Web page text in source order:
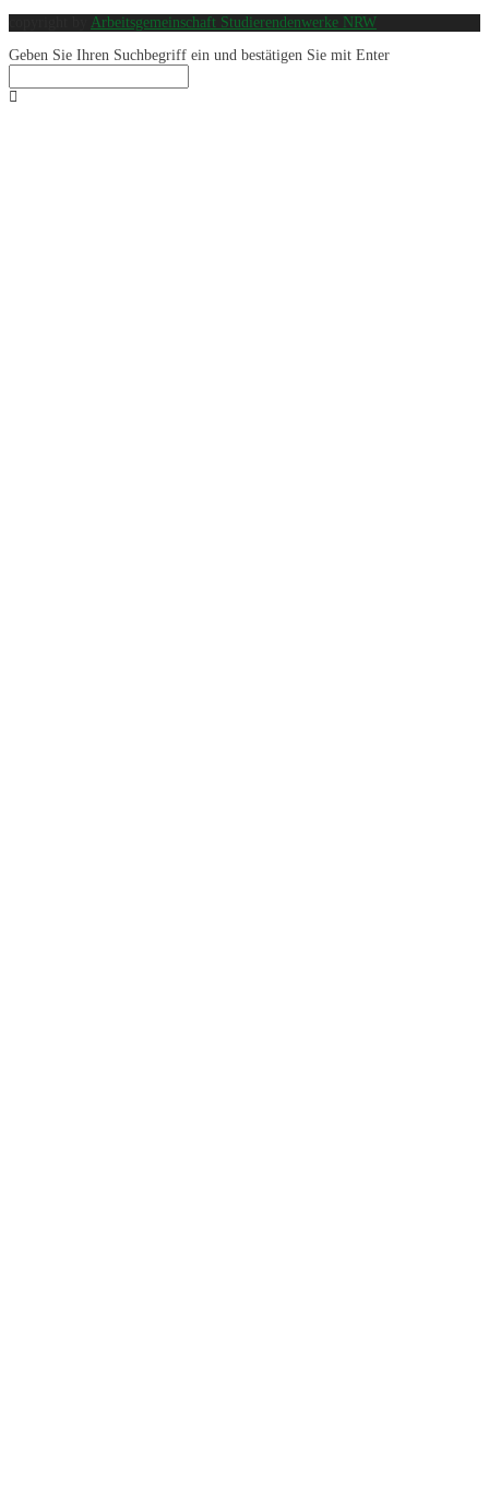
Arbeitsgemeinschaft Studierendenwerke NRW
Geben Sie Ihren Suchbegriff ein und bestätigen Sie mit Enter